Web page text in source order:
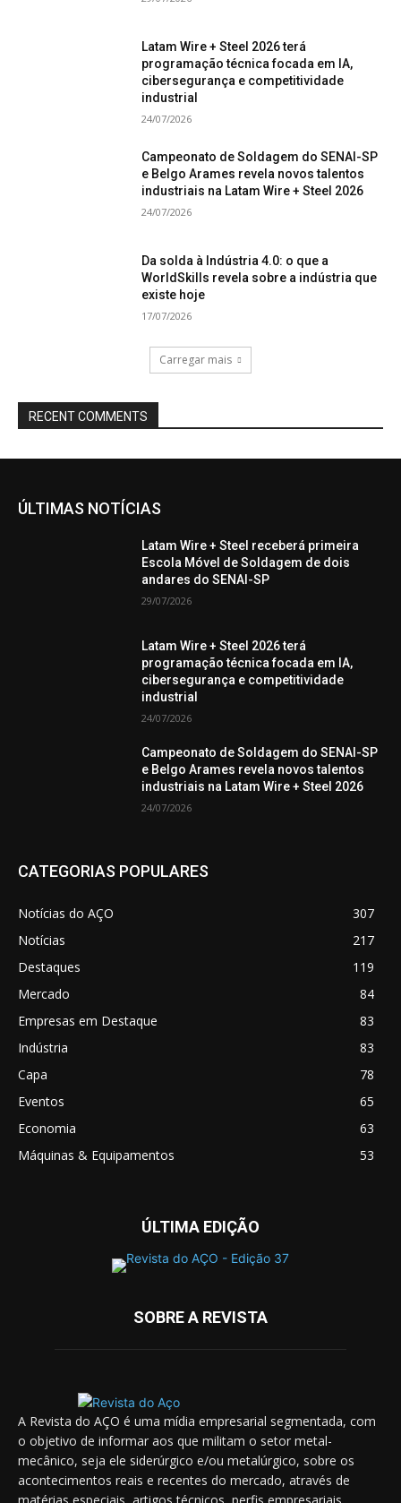
Latam Wire + Steel 2026 terá
programação técnica focada em IA,
cibersegurança e competitividade
industrial
24/07/2026
Campeonato de Soldagem do SENAI-SP
e Belgo Arames revela novos talentos
industriais na Latam Wire + Steel 2026
24/07/2026
Da solda à Indústria 4.0: o que a
WorldSkills revela sobre a indústria que
existe hoje
17/07/2026
Carregar mais
RECENT COMMENTS
ÚLTIMAS NOTÍCIAS
Latam Wire + Steel receberá primeira
Escola Móvel de Soldagem de dois
andares do SENAI-SP
29/07/2026
Latam Wire + Steel 2026 terá
programação técnica focada em IA,
cibersegurança e competitividade
industrial
24/07/2026
Campeonato de Soldagem do SENAI-SP
e Belgo Arames revela novos talentos
industriais na Latam Wire + Steel 2026
24/07/2026
CATEGORIAS POPULARES
Notícias do AÇO
307
Notícias
217
Destaques
119
Mercado
84
Empresas em Destaque
83
Indústria
83
Capa
78
Eventos
65
Economia
63
Máquinas & Equipamentos
53
ÚLTIMA EDIÇÃO
SOBRE A REVISTA
A Revista do AÇO é uma mídia empresarial segmentada, com
o objetivo de informar aos que militam o setor metal-
mecânico, seja ele siderúrgico e/ou metalúrgico, sobre os
acontecimentos reais e recentes do mercado, através de